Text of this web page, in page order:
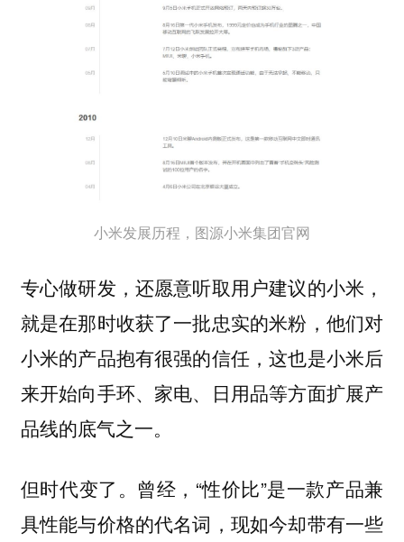
小米发展历程，图源小米集团官网
专心做研发，还愿意听取用户建议的小米，
就是在那时收获了一批忠实的米粉，他们对
小米的产品抱有很强的信任，这也是小米后
来开始向手环、家电、日用品等方面扩展产
品线的底气之一。
但时代变了。曾经，“性价比”是一款产品兼
具性能与价格的代名词，现如今却带有一些